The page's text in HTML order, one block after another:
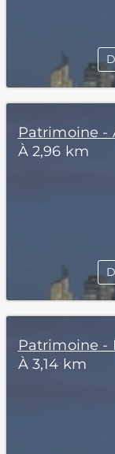
Patrimoine -
À 2,96 km
Patrimoine -
À 3,14 km